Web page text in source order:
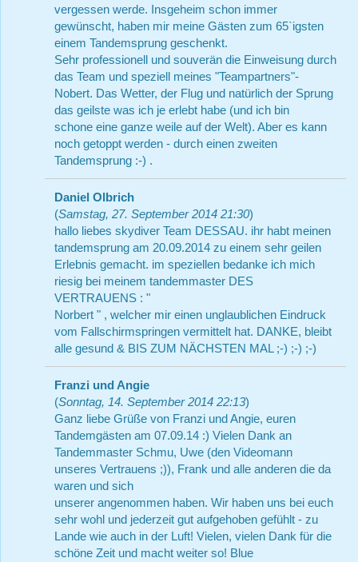
vergessen werde. Insgeheim schon immer
gewünscht, haben mir meine Gästen zum 65`igsten
einem Tandemsprung geschenkt.
Sehr professionell und souverän die Einweisung durch
das Team und speziell meines "Teampartners"-
Nobert. Das Wetter, der Flug und natürlich der Sprung
das geilste was ich je erlebt habe (und ich bin
schone eine ganze weile auf der Welt). Aber es kann
noch getoppt werden - durch einen zweiten
Tandemsprung :-) .
Daniel Olbrich
(Samstag, 27. September 2014 21:30)
hallo liebes skydiver Team DESSAU. ihr habt meinen
tandemsprung am 20.09.2014 zu einem sehr geilen
Erlebnis gemacht. im speziellen bedanke ich mich
riesig bei meinem tandemmaster DES
VERTRAUENS : "
Norbert " , welcher mir einen unglaublichen Eindruck
vom Fallschirmspringen vermittelt hat. DANKE, bleibt
alle gesund & BIS ZUM NÄCHSTEN MAL ;-) ;-) ;-)
Franzi und Angie
(Sonntag, 14. September 2014 22:13)
Ganz liebe Grüße von Franzi und Angie, euren
Tandemgästen am 07.09.14 :) Vielen Dank an
Tandemmaster Schmu, Uwe (den Videomann
unseres Vertrauens ;)), Frank und alle anderen die da
waren und sich
unserer angenommen haben. Wir haben uns bei euch
sehr wohl und jederzeit gut aufgehoben gefühlt - zu
Lande wie auch in der Luft! Vielen, vielen Dank für die
schöne Zeit und macht weiter so! Blue